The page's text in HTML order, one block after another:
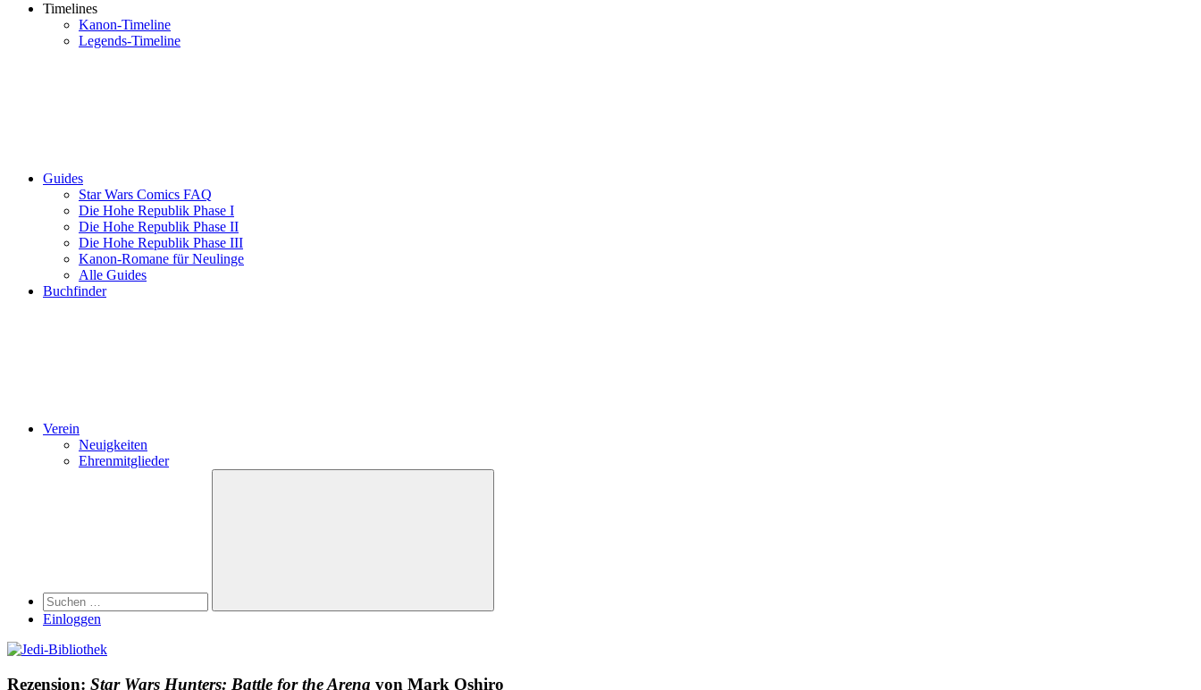
Timelines
Kanon-Timeline
Legends-Timeline
Guides
Star Wars Comics FAQ
Die Hohe Republik Phase I
Die Hohe Republik Phase II
Die Hohe Republik Phase III
Kanon-Romane für Neulinge
Alle Guides
Buchfinder
Verein
Neuigkeiten
Ehrenmitglieder
Suchen
Einloggen
Rezension: Star Wars Hunters: Battle for the Arena von Mark Oshiro